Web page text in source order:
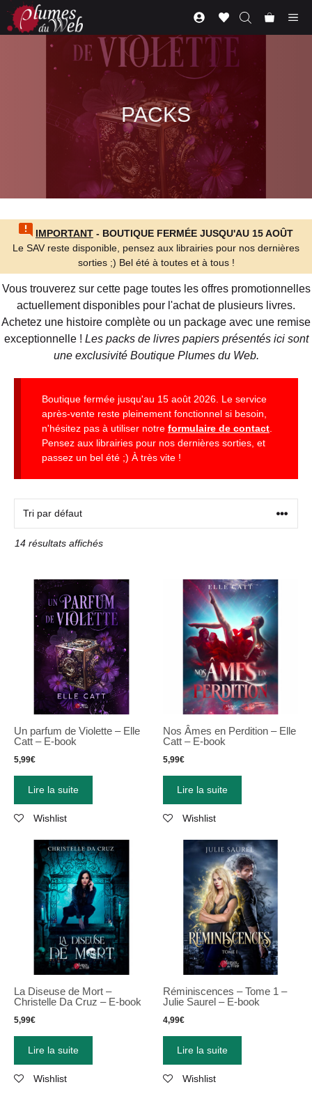
Aller
contenu
PACKS
IMPORTANT - BOUTIQUE FERMÉE JUSQU'AU 15 AOÛT
Le SAV reste disponible, pensez aux librairies pour nos dernières
sorties ;) Bel été à toutes et à tous !
Vous trouverez sur cette page toutes les offres promotionnelles
actuellement disponibles pour l'achat de plusieurs livres.
Achetez une histoire complète ou un package avec une remise
exceptionnelle ! Les packs de livres papiers présentés ici sont
une exclusivité Boutique Plumes du Web.
Boutique fermée jusqu'au 15 août 2026. Le service
après-vente reste pleinement fonctionnel si besoin,
n'hésitez pas à utiliser notre formulaire de contact
Pensez aux librairies pour nos dernières sorties, et
passez un bel été ;) À très vite !
14 résultats affichés
Un parfum de Violette – Elle
Catt – E-book
5,99€
Lire la suite
Wishlist
Nos Âmes en Perdition – Elle
Catt – E-book
5,99€
Lire la suite
Wishlist
La Diseuse de Mort –
Christelle Da Cruz – E-book
5,99€
Lire la suite
Wishlist
Réminiscences – Tome 1 –
Julie Saurel – E-book
4,99€
Lire la suite
Wishlist